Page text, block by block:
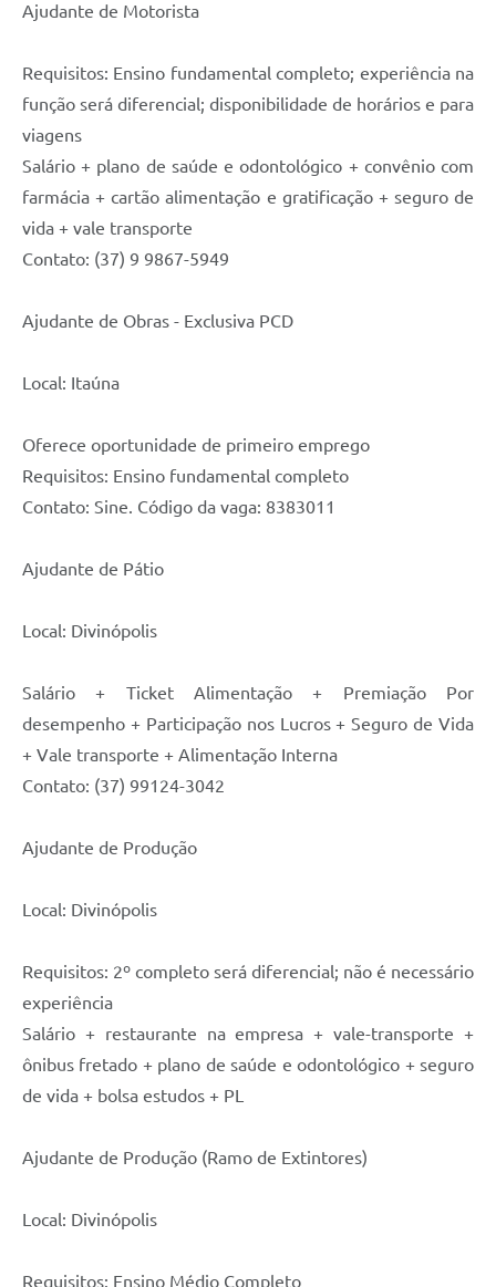
Ajudante de Motorista
Requisitos: Ensino fundamental completo; experiência na
função será diferencial; disponibilidade de horários e para
viagens
Salário + plano de saúde e odontológico + convênio com
farmácia + cartão alimentação e gratificação + seguro de
vida + vale transporte
Contato: (37) 9 9867-5949
Ajudante de Obras - Exclusiva PCD
Local: Itaúna
Oferece oportunidade de primeiro emprego
Requisitos: Ensino fundamental completo
Contato: Sine. Código da vaga: 8383011
Ajudante de Pátio
Local: Divinópolis
Salário + Ticket Alimentação + Premiação Por
desempenho + Participação nos Lucros + Seguro de Vida
+ Vale transporte + Alimentação Interna
Contato: (37) 99124-3042
Ajudante de Produção
Local: Divinópolis
Requisitos: 2º completo será diferencial; não é necessário
experiência
Salário + restaurante na empresa + vale-transporte +
ônibus fretado + plano de saúde e odontológico + seguro
de vida + bolsa estudos + PL
Ajudante de Produção (Ramo de Extintores)
Local: Divinópolis
Requisitos: Ensino Médio Completo